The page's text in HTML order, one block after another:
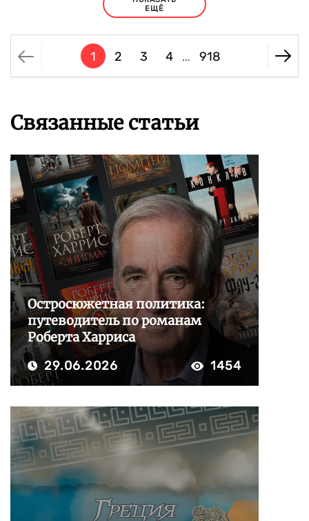
ЕЩЁ
1 2 3 4 ... 918
Связанные статьи
Остросюжетная политика:
путеводитель по романам
Роберта Харриса
29.06.2026 1454